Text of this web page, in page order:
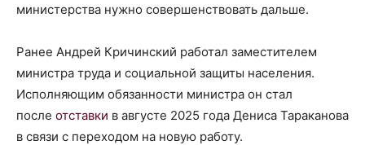
министерства нужно совершенствовать дальше.
Ранее Андрей Кричинский работал заместителем
министра труда и социальной защиты населения.
Исполняющим обязанности министра он стал
после отставки в августе 2025 года Дениса Тараканова
в связи с переходом на новую работу.